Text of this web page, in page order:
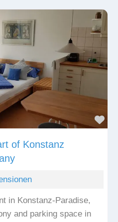
of Konstanz
in Konstanz-Paradise,
and parking space in